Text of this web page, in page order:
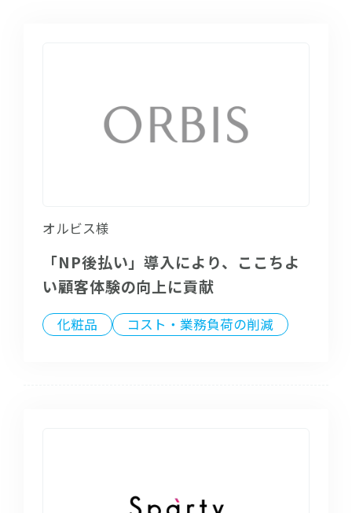
オルビス様
「NP後払い」導入により、ここちよ
い顧客体験の向上に貢献
化粧品 コスト・業務負荷の削減